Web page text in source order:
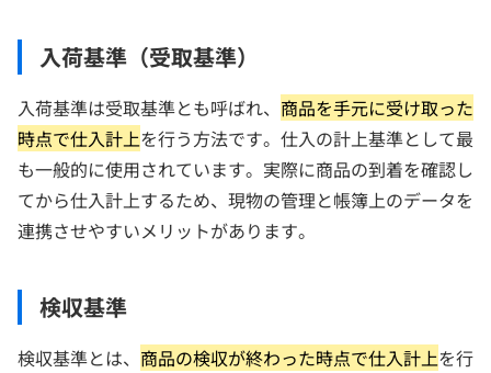
入荷基準（受取基準）
入荷基準は受取基準とも呼ばれ、 商品を手元に受け取った
時点で仕入計上を行う方法です。仕入の計上基準として最
も一般的に使用されています。実際に商品の到着を確認し
てから仕入計上するため、現物の管理と帳簿上のデータを
連携させやすいメリットがあります。
検収基準
検収基準とは、 商品の検収が終わった時点で仕入計上を行